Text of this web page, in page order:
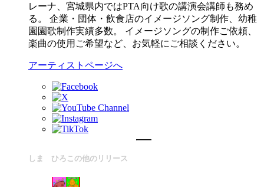
レーナ、宮城県内ではPTA向け歌の講演会講師も務め
る。 企業・団体・飲食店のイメージソング制作、幼稚
園園歌制作実績多数。 イメージソングの制作ご依頼、
楽曲の使用ご希望など、お気軽にご相談ください。
アーティストページへ
しま ひろこの他のリリース